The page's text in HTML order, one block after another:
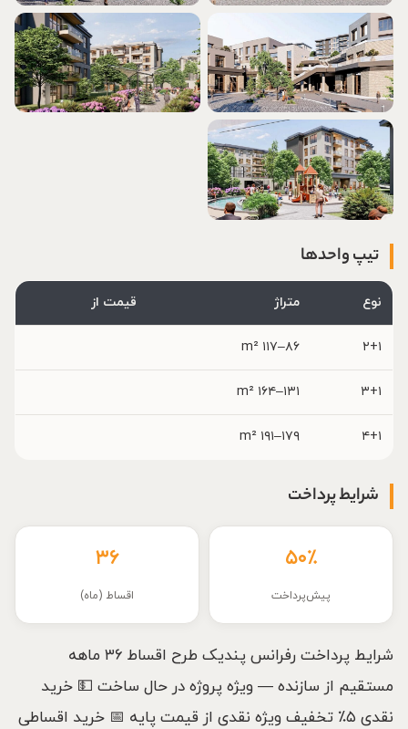
تیپ واحدها
نوع متراژ قیمت از
۲+۱ ۸۶–۱۱۷ m²
۳+۱ ۱۳۱–۱۶۴ m²
۴+۱ ۱۷۹–۱۹۱ m²
شرایط پرداخت
۵۰٪
پیش‌پرداخت
۳۶
اقساط (ماه)
شرایط پرداخت رفرانس پندیک طرح اقساط ۳۶ ماهه
مستقیم از سازنده — ویژه پروژه در حال ساخت 💵 خرید
نقدی ۵٪ تخفیف ویژه نقدی از قیمت پایه 📅 خرید اقساطی